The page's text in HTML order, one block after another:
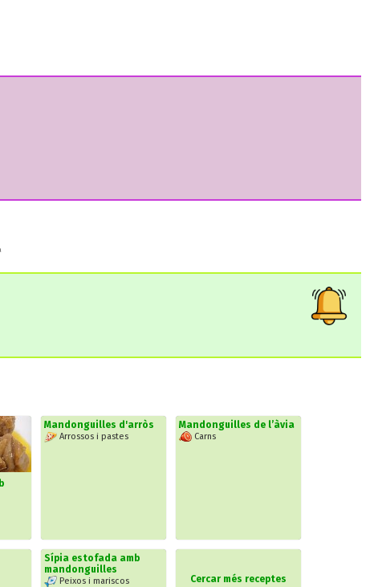
Mandonguilles d'arròs
Arrossos i pastes
Mandonguilles de l’àvia
Carns
Sípia estofada amb
mandonguilles
Peixos i mariscos Cercar més receptes